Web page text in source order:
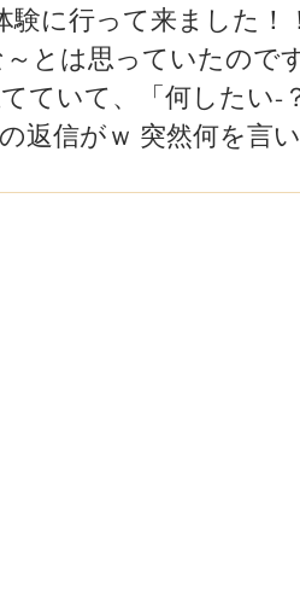
験に行って来ました！
～とは思っていた
ていて、「何したい-
返信がｗ 突然何を言